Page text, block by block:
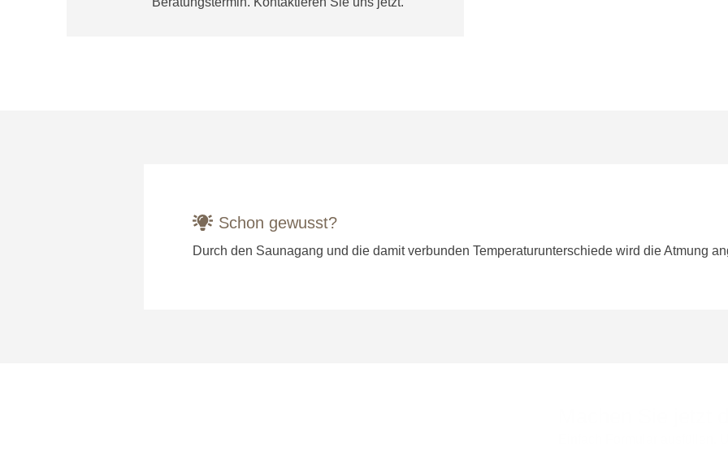
Schon gewusst?
Durch den Saunagang und die damit verbunden Temperaturunterschiede wird die Atmung